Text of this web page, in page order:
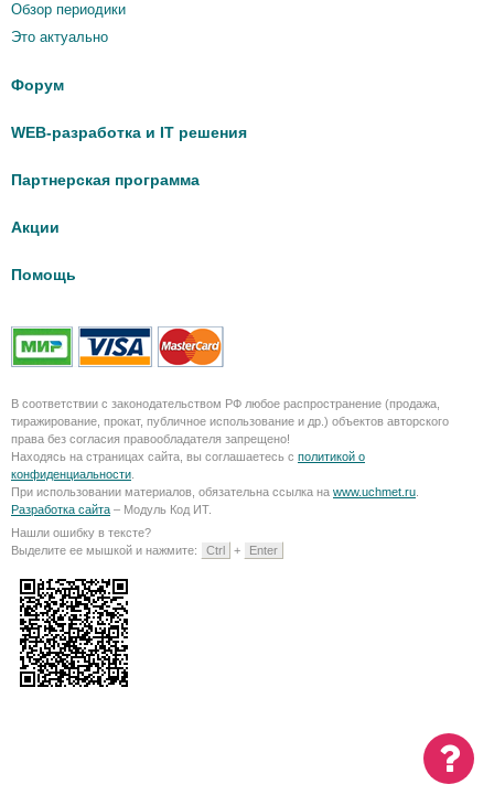
Обзор периодики
Это актуально
Форум
WEB-разработка и IT решения
Партнерская программа
Акции
Помощь
В соответствии с законодательством РФ любое распространение (продажа,
тиражирование, прокат, публичное использование и др.) объектов авторского
права без согласия правообладателя запрещено!
Находясь на страницах сайта, вы соглашаетесь с политикой о
конфиденциальности
При использовании материалов, обязательна ссылка на www.uchmet.ru
Разработка сайта – Модуль Код ИТ.
Нашли ошибку в тексте?
Выделите ее мышкой и нажмите:
Ctrl + Enter